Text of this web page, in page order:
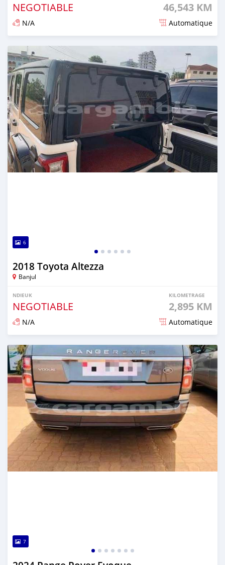
NEGOTIABLE 46,543 KM
N/A Automatique
Dougal na niou ko depuis 7 months
6
2018 Toyota Altezza
Banjul
NDIEUK
NEGOTIABLE
KILOMETRAGE
2,895 KM
N/A Automatique
Dougal na niou ko depuis 7 months
7